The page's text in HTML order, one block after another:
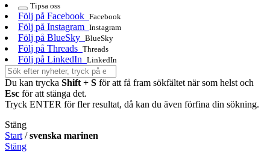
Tipsa oss
Följ på Facebook Facebook
Följ på Instagram Instagram
Följ på BlueSky BlueSky
Följ på Threads Threads
Följ på LinkedIn LinkedIn
Du kan trycka Shift + S för att få fram sökfältet när som helst och
Esc för att stänga det.
Tryck ENTER för fler resultat, då kan du även förfina din sökning.
Stäng
Start /svenska marinen
Stäng